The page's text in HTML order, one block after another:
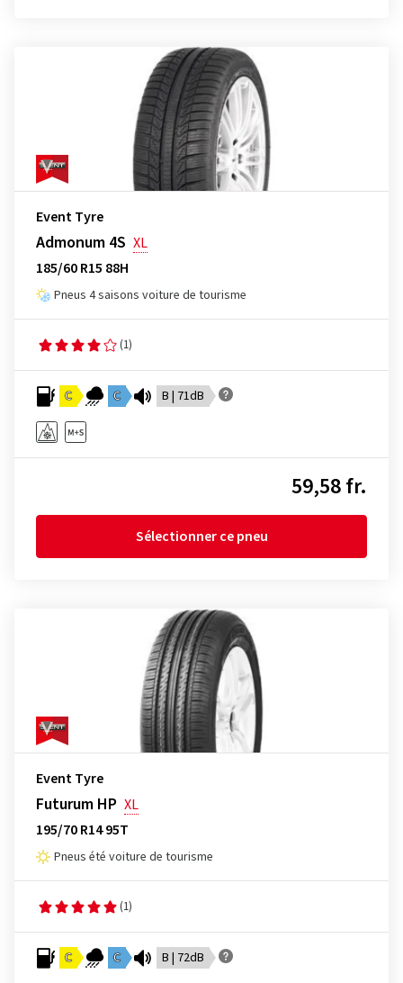
Event Tyre
Admonum 4S XL
185/60 R15 88H
Pneus 4 saisons voiture de tourisme
(1)
C C B | 71dB
59,58 fr.
Sélectionner ce pneu
Event Tyre
Futurum HP XL
195/70 R14 95T
Pneus été voiture de tourisme
(1)
C C B | 72dB